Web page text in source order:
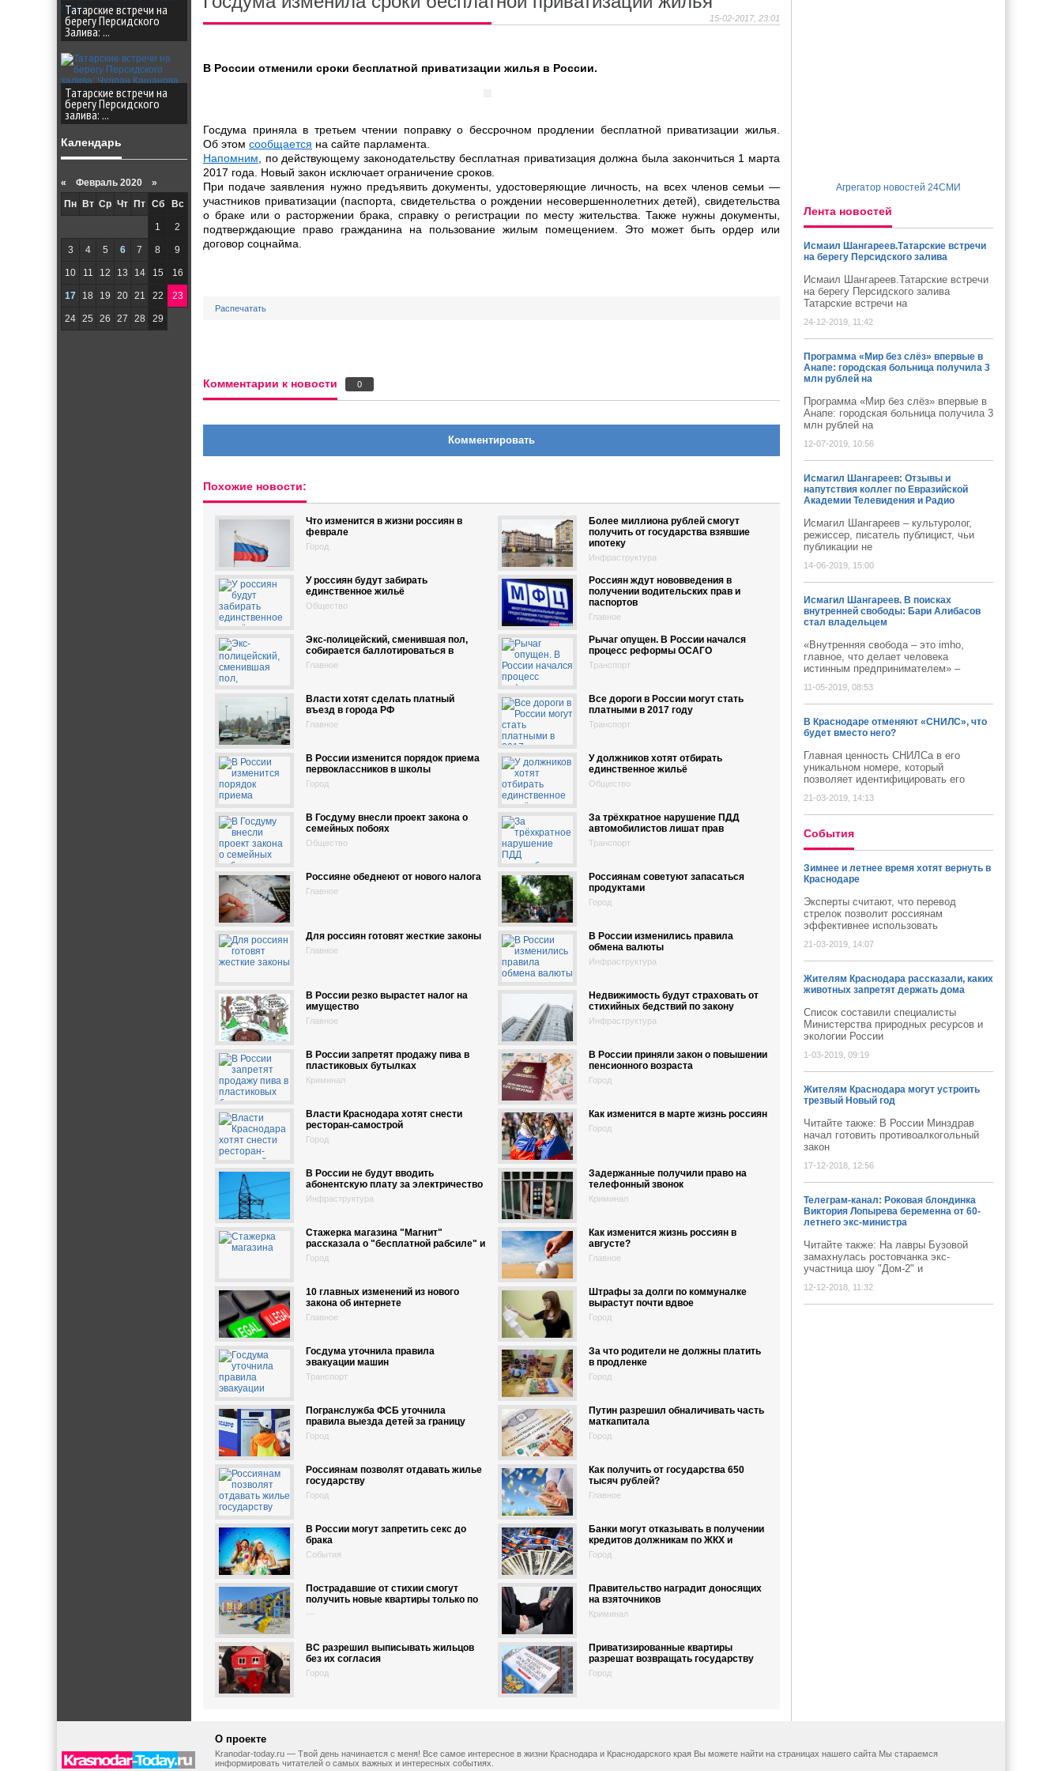
15-02-2017, 23:01
В России отменили сроки бесплатной приватизации жилья в России.
Госдума приняла в третьем чтении поправку о бессрочном продлении бесплатной приватизации жилья.
Об этом сообщается на сайте парламента.
Напомним , по действующему законодательству бесплатная приватизация должна была закончиться 1 марта
2017 года. Новый закон исключает ограничение сроков.
При подаче заявления нужно предъявить документы, удостоверяющие личность, на всех членов семьи —
участников приватизации (паспорта, свидетельства о рождении несовершеннолетних детей), свидетельства
о браке или о расторжении брака, справку о регистрации по месту жительства. Также нужны документы,
подтверждающие право гражданина на пользование жилым помещением. Это может быть ордер или
договор соцнайма.
Распечатать
Комментарии к новости 0
Комментировать
Похожие новости:
Что изменится в жизни россиян в
феврале
Город
Более миллиона рублей смогут
получить от государства взявшие
ипотеку
Инфраструктура
У россиян будут забирать
единственное жильё
Общество
Россиян ждут нововведения в
получении водительских прав и
паспортов
Главное
Экс-полицейский, сменившая пол,
собирается баллотироваться в
Главное
Рычаг опущен. В России начался
процесс реформы ОСАГО
Транспорт
Власти хотят сделать платный
въезд в города РФ
Главное
Все дороги в России могут стать
платными в 2017 году
Транспорт
В России изменится порядок приема
первоклассников в школы
Город
У должников хотят отбирать
единственное жильё
Общество
В Госдуму внесли проект закона о
семейных побоях
Общество
За трёхкратное нарушение ПДД
автомобилистов лишат прав
Транспорт
Россияне обеднеют от нового налога
Главное
Россиянам советуют запасаться
продуктами
Город
Для россиян готовят жесткие законы
Главное
В России изменились правила
обмена валюты
Инфраструктура
В России резко вырастет налог на
имущество
Главное
Недвижимость будут страховать от
стихийных бедствий по закону
Инфраструктура
В России запретят продажу пива в
пластиковых бутылках
Криминал
В России приняли закон о повышении
пенсионного возраста
Город
Власти Краснодара хотят снести
ресторан-самострой
Город
Как изменится в марте жизнь россиян
Город
В России не будут вводить
абонентскую плату за электричество
Инфраструктура
Задержанные получили право на
телефонный звонок
Криминал
Стажерка магазина "Магнит"
рассказала о "бесплатной рабсиле" и
Город
Как изменится жизнь россиян в
августе?
Главное
10 главных изменений из нового
закона об интернете
Главное
Штрафы за долги по коммуналке
вырастут почти вдвое
Город
Госдума уточнила правила
эвакуации машин
Транспорт
За что родители не должны платить
в продленке
Город
Погранслужба ФСБ уточнила
правила выезда детей за границу
Город
Путин разрешил обналичивать часть
маткапитала
Город
Россиянам позволят отдавать жилье
государству
Город
Как получить от государства 650
тысяч рублей?
Главное
В России могут запретить секс до
брака
События
Банки могут отказывать в получении
кредитов должникам по ЖКХ и
Город
Пострадавшие от стихии смогут
получить новые квартиры только по
---
Правительство наградит доносящих
на взяточников
Криминал
ВС разрешил выписывать жильцов
без их согласия
Город
Приватизированные квартиры
разрешат возвращать государству
Город
Татарские встречи на
берегу Персидского
Залива: ...
Татарские встречи на
берегу Персидского
залива: ...
Календарь
« Февраль 2020 »
Пн
Вт Ср Чт Пт Сб Вс
1 2
3 4 5 6 7 8 9
10 11 12 13 14 15 16
17 18 19 20 21 22 23
24 25 26 27 28 29
Агрегатор новостей 24СМИ
Лента новостей
Исмаил Шангареев.Татарские встречи
на берегу Персидского залива
Исмаил Шангареев.Татарские встречи
на берегу Персидского залива
Татарские встречи на
24-12-2019, 11:42
Программа «Мир без слёз» впервые в
Анапе: городская больница получила 3
млн рублей на
Программа «Мир без слёз» впервые в
Анапе: городская больница получила 3
млн рублей на
12-07-2019, 10:56
Исмагил Шангареев: Отзывы и
напутствия коллег по Евразийской
Академии Телевидения и Радио
Исмагил Шангареев – культуролог,
режиссер, писатель публицист, чьи
публикации не
14-06-2019, 15:00
Исмагил Шангареев. В поисках
внутренней свободы: Бари Алибасов
стал владельцем
«Внутренняя свобода – это imho,
главное, что делает человека
истинным предпринимателем» –
11-05-2019, 08:53
В Краснодаре отменяют «СНИЛС», что
будет вместо него?
Главная ценность СНИЛСа в его
уникальном номере, который
позволяет идентифицировать его
21-03-2019, 14:13
Cобытия
Зимнее и летнее время хотят вернуть в
Краснодаре
Эксперты считают, что перевод
стрелок позволит россиянам
эффективнее использовать
21-03-2019, 14:07
Жителям Краснодара рассказали, каких
животных запретят держать дома
Список составили специалисты
Министерства природных ресурсов и
экологии России
1-03-2019, 09:19
Жителям Краснодара могут устроить
трезвый Новый год
Читайте также: В России Минздрав
начал готовить противоалкогольный
закон
17-12-2018, 12:56
Телеграм-канал: Роковая блондинка
Виктория Лопырева беременна от 60-
летнего экс-министра
Читайте также: На лавры Бузовой
замахнулась ростовчанка экс-
участница шоу "Дом-2" и
12-12-2018, 11:32
О проекте
Kranodar-today.ru — Твой день начинается с меня! Все самое интересное в жизни Краснодара и Краснодарского края Вы можете найти на страницах нашего сайта Мы стараемся
информировать читателей о самых важных и интересных событиях.